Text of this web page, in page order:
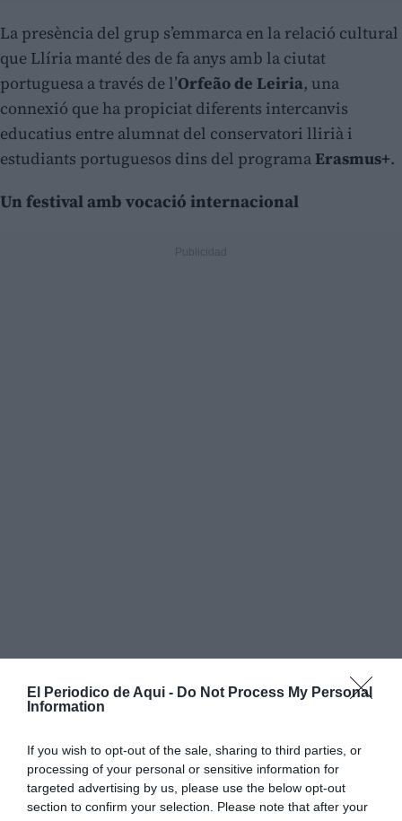
El Periodico de Aqui - Do Not Process My Personal
Information
If you wish to opt-out of the sale, sharing to third parties, or
processing of your personal or sensitive information for
targeted advertising by us, please use the below opt-out
section to confirm your selection. Please note that after your
La presència del grup s’emmarca en la relació cultural
que Llíria manté des de fa anys amb la ciutat
portuguesa a través de l’Orfeão de Leiria, una
connexió que ha propiciat diferents intercanvis
educatius entre alumnat del conservatori llirià i
estudiants portuguesos dins del programaErasmus+.
Un festival amb vocació internacional
El Festival Música em Leiria arriba enguany a la seua